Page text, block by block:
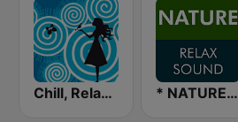
Chill, Relaxing, Positive * NATURE RELAX SOUND